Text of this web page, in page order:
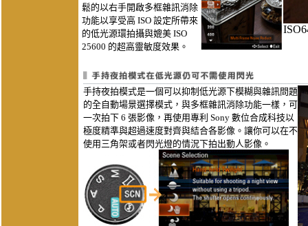
鬆的以右手開啟多框雜訊消除
功能以享受高 ISO 設定所帶來
的低光源環拍攝與媲美 ISO
25600 的超高靈敏度效果。
手持夜拍模式是一個可以抑制低光源下模糊與雜訊問題
的全自動場景選擇模式，與多框雜訊消除功能一樣，可
一次拍下 6 張影像，再使用專利 Sony 數位合成科技以
極度精準與超過速度對齊與結合各影像。讓你可以在不
使用三角架或者閃光燈的情況下拍出動人影像。